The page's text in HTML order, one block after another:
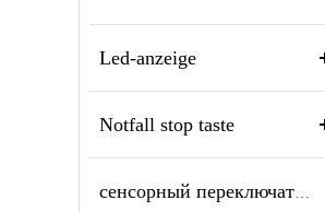
Led-anzeige
Notfall stop taste